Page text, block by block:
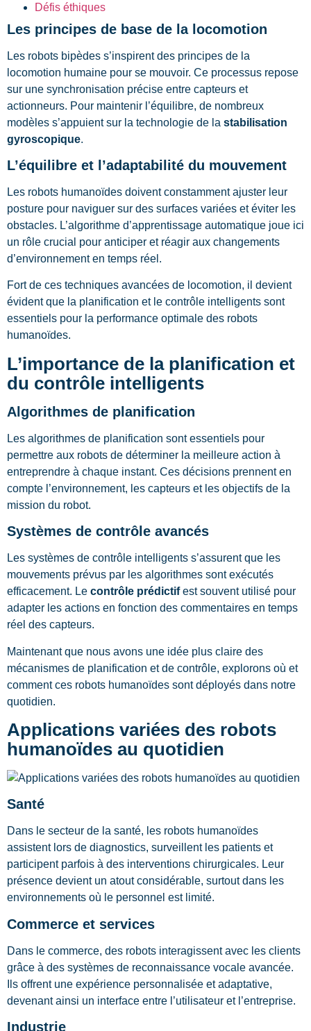
Défis éthiques
Les principes de base de la locomotion
Les robots bipèdes s’inspirent des principes de la
locomotion humaine pour se mouvoir. Ce processus repose
sur une synchronisation précise entre capteurs et
actionneurs. Pour maintenir l’équilibre, de nombreux
modèles s’appuient sur la technologie de la stabilisation
gyroscopique.
L’équilibre et l’adaptabilité du mouvement
Les robots humanoïdes doivent constamment ajuster leur
posture pour naviguer sur des surfaces variées et éviter les
obstacles. L’algorithme d’apprentissage automatique joue ici
un rôle crucial pour anticiper et réagir aux changements
d’environnement en temps réel.
Fort de ces techniques avancées de locomotion, il devient
évident que la planification et le contrôle intelligents sont
essentiels pour la performance optimale des robots
humanoïdes.
L’importance de la planification et
du contrôle intelligents
Algorithmes de planification
Les algorithmes de planification sont essentiels pour
permettre aux robots de déterminer la meilleure action à
entreprendre à chaque instant. Ces décisions prennent en
compte l’environnement, les capteurs et les objectifs de la
mission du robot.
Systèmes de contrôle avancés
Les systèmes de contrôle intelligents s’assurent que les
mouvements prévus par les algorithmes sont exécutés
efficacement. Le contrôle prédictifest souvent utilisé pour
adapter les actions en fonction des commentaires en temps
réel des capteurs.
Maintenant que nous avons une idée plus claire des
mécanismes de planification et de contrôle, explorons où et
comment ces robots humanoïdes sont déployés dans notre
quotidien.
Applications variées des robots
humanoïdes au quotidien
Santé
Dans le secteur de la santé, les robots humanoïdes
assistent lors de diagnostics, surveillent les patients et
participent parfois à des interventions chirurgicales. Leur
présence devient un atout considérable, surtout dans les
environnements où le personnel est limité.
Commerce et services
Dans le commerce, des robots interagissent avec les clients
grâce à des systèmes de reconnaissance vocale avancée.
Ils offrent une expérience personnalisée et adaptative,
devenant ainsi un interface entre l’utilisateur et l’entreprise.
Industrie